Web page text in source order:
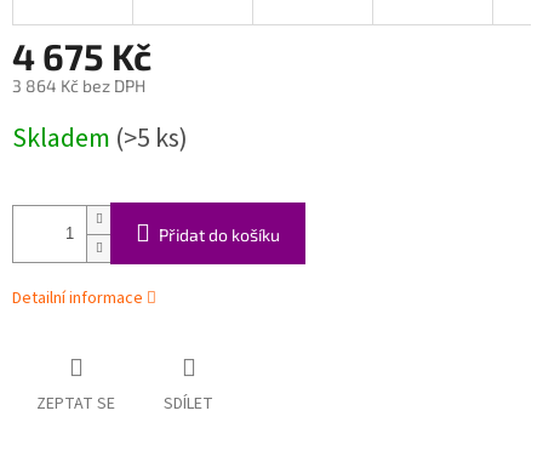
4 675 Kč
3 864 Kč bez DPH
cena:
Skladem (>5 ks)
Přidat do košíku
Detailní informace
ZEPTAT SE SDÍLET